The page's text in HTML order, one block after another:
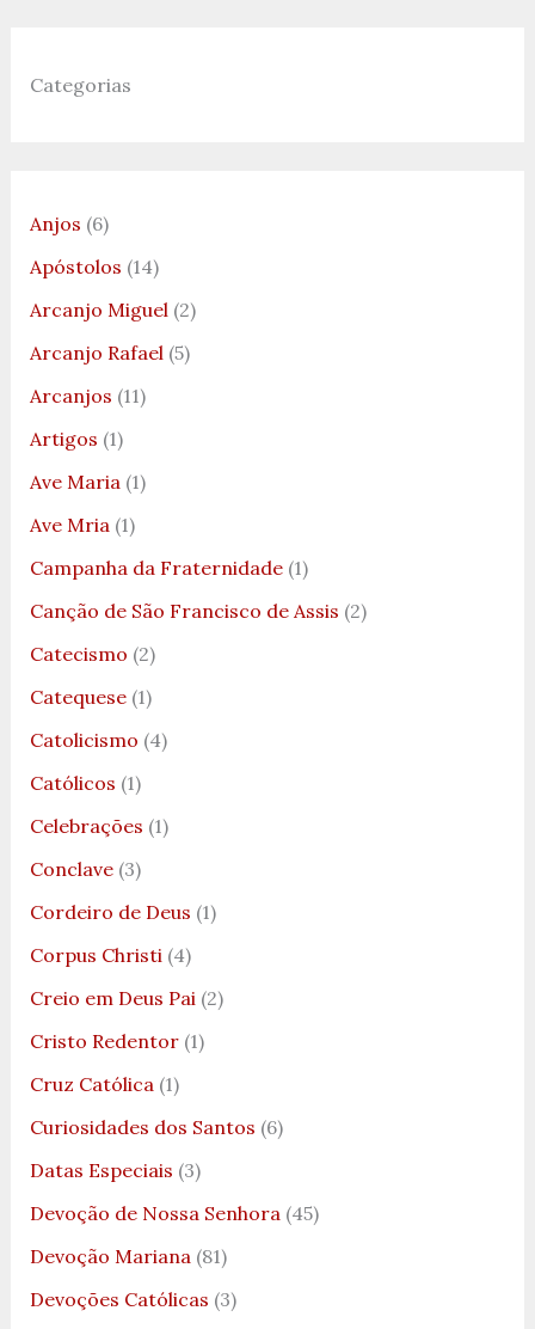
Categorias
Anjos (6)
Apóstolos (14)
Arcanjo Miguel(2)
Arcanjo Rafael(5)
Arcanjos (11)
Artigos (1)
Ave Maria(1)
Ave Mria(1)
Campanha da Fraternidade(1)
Canção de São Francisco de Assis (2)
Catecismo (2)
Catequese(1)
Catolicismo (4)
Católicos (1)
Celebrações (1)
Conclave(3)
Cordeiro de Deus (1)
Corpus Christi(4)
Creio em Deus Pai(2)
Cristo Redentor(1)
Cruz Católica(1)
Curiosidades dos Santos (6)
Datas Especiais (3)
Devoção de Nossa Senhora(45)
Devoção Mariana(81)
Devoções Católicas (3)